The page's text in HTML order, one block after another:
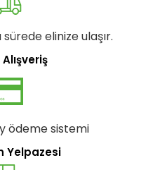
elinize ulaşır.
ödeme sistemi
Yelpazesi